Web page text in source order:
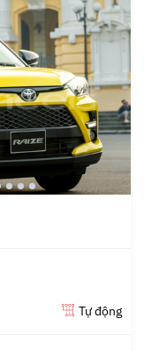
Tự động